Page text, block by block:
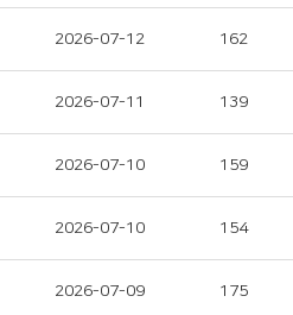
2026-07-12 162
2026-07-11 139
2026-07-10 159
2026-07-10 154
2026-07-09 175